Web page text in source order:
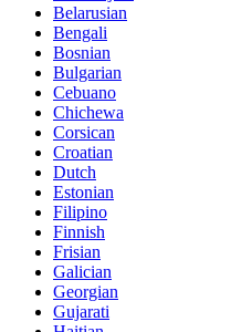
Belarusian
Bengali
Bosnian
Bulgarian
Cebuano
Chichewa
Corsican
Croatian
Dutch
Estonian
Filipino
Finnish
Frisian
Galician
Georgian
Gujarati